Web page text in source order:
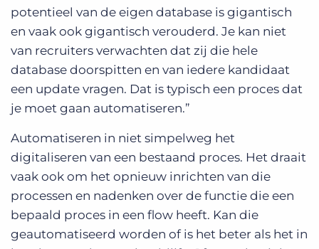
potentieel van de eigen database is gigantisch
en vaak ook gigantisch verouderd. Je kan niet
van recruiters verwachten dat zij die hele
database doorspitten en van iedere kandidaat
een update vragen. Dat is typisch een proces dat
je moet gaan automatiseren.”
Automatiseren in niet simpelweg het
digitaliseren van een bestaand proces. Het draait
vaak ook om het opnieuw inrichten van die
processen en nadenken over de functie die een
bepaald proces in een flow heeft. Kan die
geautomatiseerd worden of is het beter als het in